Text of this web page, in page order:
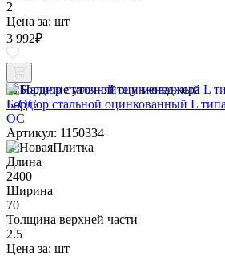
2
Цена за: шт
3 992₽
Наличие уточняйте у менеджера
Бордюр стальной оцинкованный L
ОС
Артикул: 1150334
Длина
2400
Ширина
70
Толщина верхней части
2.5
Цена за: шт